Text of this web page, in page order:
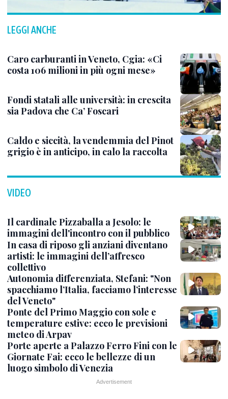
LEGGI ANCHE
Caro carburanti in Veneto, Cgia: «Ci
costa 106 milioni in più ogni mese»
Fondi statali alle università: in crescita
sia Padova che Ca’ Foscari
Caldo e siccità, la vendemmia del Pinot
grigio è in anticipo, in calo la raccolta
VIDEO
Il cardinale Pizzaballa a Jesolo: le
immagini dell'incontro con il pubblico
In casa di riposo gli anziani diventano
artisti: le immagini dell’affresco
collettivo
Autonomia differenziata, Stefani: "Non
spacchiamo l’Italia, facciamo l’interesse
del Veneto"
Ponte del Primo Maggio con sole e
temperature estive: ecco le previsioni
meteo di Arpav
Porte aperte a Palazzo Ferro Fini con le
Giornate Fai: ecco le bellezze di un
luogo simbolo di Venezia